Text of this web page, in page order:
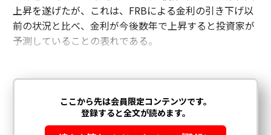
上昇を遂げたが、これは、FRBによる金利の引き下げ以
前の状況と比べ、金利が今後数年で上昇すると投資家が
予測していることの表れである。